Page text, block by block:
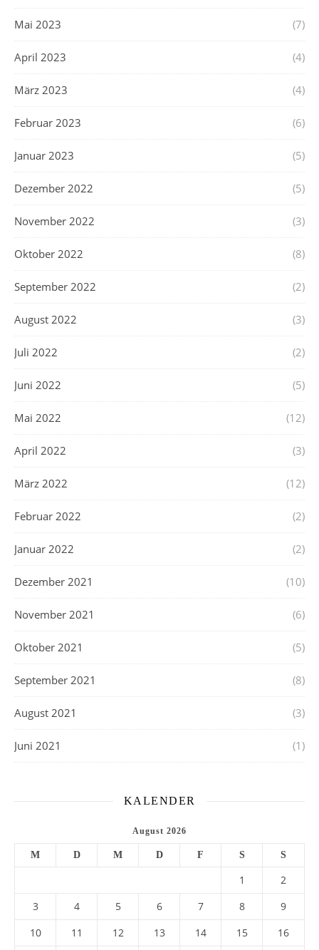
Mai 2023 (7)
April 2023 (4)
März 2023 (4)
Februar 2023 (6)
Januar 2023 (5)
Dezember 2022 (5)
November 2022 (3)
Oktober 2022 (8)
September 2022 (2)
August 2022 (3)
Juli 2022 (2)
Juni 2022 (5)
Mai 2022 (12)
April 2022 (3)
März 2022 (12)
Februar 2022 (2)
Januar 2022 (2)
Dezember 2021 (10)
November 2021 (6)
Oktober 2021 (5)
September 2021 (8)
August 2021 (3)
Juni 2021 (1)
KALENDER
August 2026
M D M D F S S
1
2
3
4 5 6 7 8
9
10
11 12 13 14 15 16